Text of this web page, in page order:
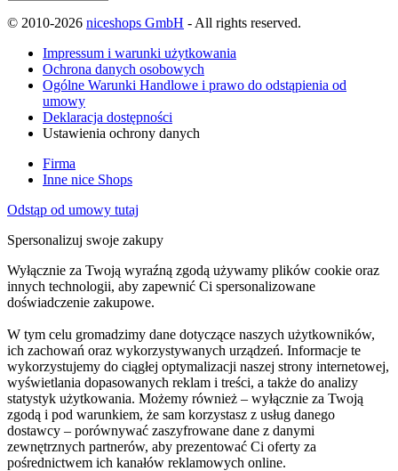
© 2010-2026 niceshops GmbH - All rights reserved.
Impressum i warunki użytkowania
Ochrona danych osobowych
Ogólne Warunki Handlowe i prawo do odstąpienia od
umowy
Deklaracja dostępności
Ustawienia ochrony danych
Firma
Inne nice Shops
Odstąp od umowy tutaj
Spersonalizuj swoje zakupy
Wyłącznie za Twoją wyraźną zgodą używamy plików cookie oraz
innych technologii, aby zapewnić Ci spersonalizowane
doświadczenie zakupowe.
W tym celu gromadzimy dane dotyczące naszych użytkowników,
ich zachowań oraz wykorzystywanych urządzeń. Informacje te
wykorzystujemy do ciągłej optymalizacji naszej strony internetowej,
wyświetlania dopasowanych reklam i treści, a także do analizy
statystyk użytkowania. Możemy również – wyłącznie za Twoją
zgodą i pod warunkiem, że sam korzystasz z usług danego
dostawcy – porównywać zaszyfrowane dane z danymi
zewnętrznych partnerów, aby prezentować Ci oferty za
pośrednictwem ich kanałów reklamowych online.